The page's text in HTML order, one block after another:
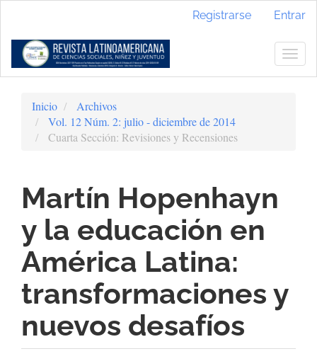
Contenido
principal
Barra
Registrarse Entrar
Inicio
Archivos
Vol. 12 Núm. 2: julio - diciembre de 2014
Cuarta Sección: Revisiones y Recensiones
Martín Hopenhayn
y la educación en
América Latina:
transformaciones y
nuevos desafíos